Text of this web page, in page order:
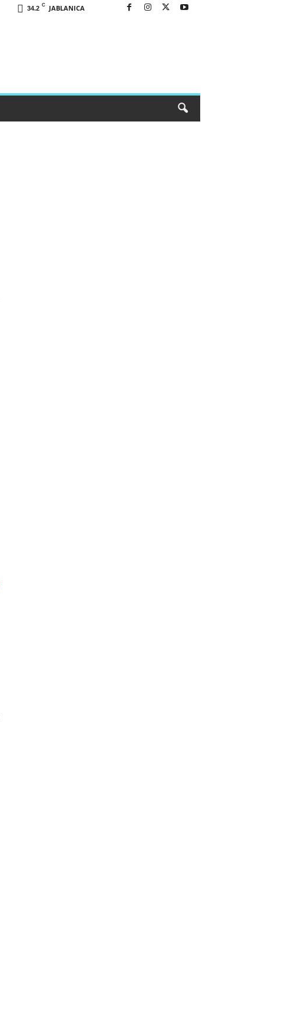
34.2 C JABLANICA